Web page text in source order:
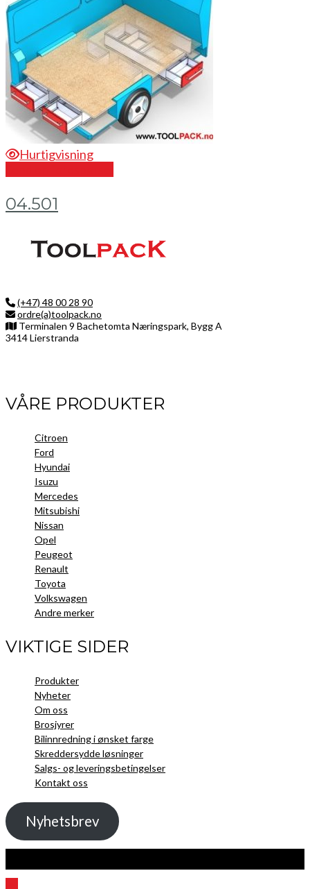
Hurtigvisning
04.501
(+47) 48 00 28 90
ordre(a)toolpack.no
Terminalen 9 Bachetomta Næringspark, Bygg A
3414 Lierstranda
VÅRE PRODUKTER
Citroen
Ford
Hyundai
Isuzu
Mercedes
Mitsubishi
Nissan
Opel
Peugeot
Renault
Toyota
Volkswagen
Andre merker
VIKTIGE SIDER
Produkter
Nyheter
Om oss
Brosjyrer
Bilinnredning i ønsket farge
Skreddersydde løsninger
Salgs- og leveringsbetingelser
Kontakt oss
Nyhetsbrev